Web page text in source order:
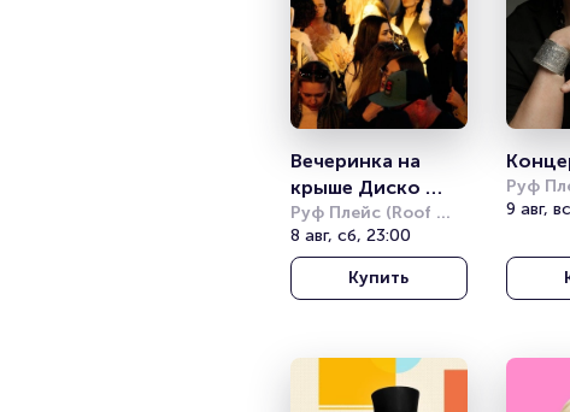
Вечеринка на
крыше Диско
Родео (Disco
Rodeo)
Руф Плейс (Roof
Place)
8 авг, сб, 23:00
Купить
Руф
Place)
9 авг,